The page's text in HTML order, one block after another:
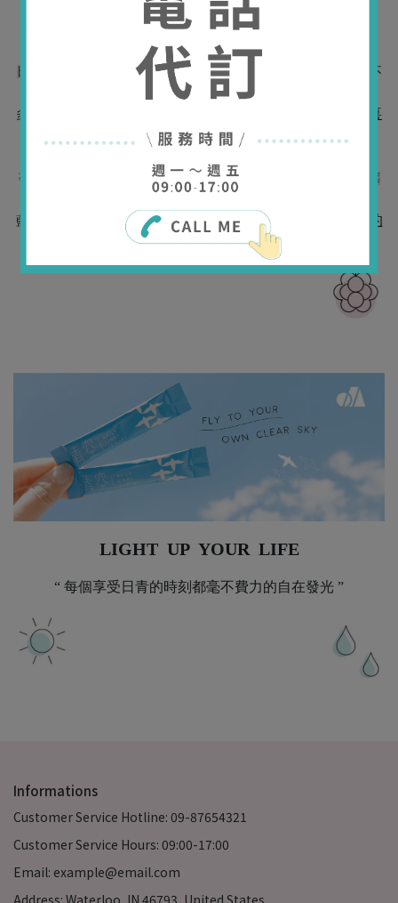
/ / / / /
日青優格獨家 闆娘私心最推薦：融入7種莓果養份的鮮奶優格！不
同於市面上常見的「搭配式」優格，經
多次嘗試鑽研出的帶有口味的優格基底，
讓不太愛吃果醬、不喜
歡在優格裡加糖的妳，吃得更開心
莓果「斑克」為Bank銀行諧音，意為能提供充足、隨時可提領的莓
藍莓、蔓越莓、巴西莓、草莓、黑莓等7種莓果，
將女生們在意的
每日養份與優格的益處一一點名
LIGHT UP YOUR LIFE
“ 每個享受日青的時刻都毫不費力的自在發光 ”
Informations
Customer Service Hotline: 09-87654321
Customer Service Hours: 09:00-17:00
Email: example@email.com